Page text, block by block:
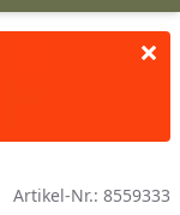
Artikel-Nr.: 8559333